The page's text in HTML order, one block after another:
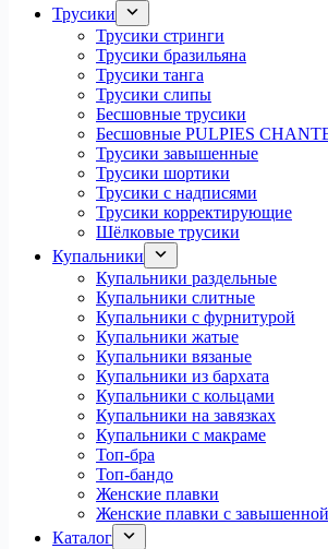
Трусики
Трусики стринги
Трусики бразильяна
Трусики танга
Трусики слипы
Бесшовные трусики
Бесшовные PULPIES
Трусики завышенные
Трусики шортики
Трусики с надписями
Трусики корректирующие
Шёлковые трусики
Купальники
Купальники раздельные
Купальники слитные
Купальники с фурнитурой
Купальники жатые
Купальники вязаные
Купальники из бархата
Купальники с кольцами
Купальники на завязках
Купальники с макраме
Топ-бра
Топ-бандо
Женские плавки
Женские плавки с
Каталог